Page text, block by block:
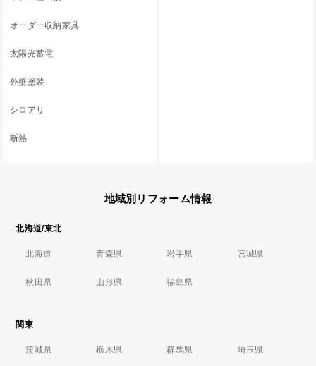
オーダー収納家具
太陽光蓄電
外壁塗装
シロアリ
断熱
地域別リフォーム情報
北海道/東北
北海道 青森県 岩手県 宮城県
秋田県 山形県 福島県
関東
茨城県 栃木県 群馬県 埼玉県